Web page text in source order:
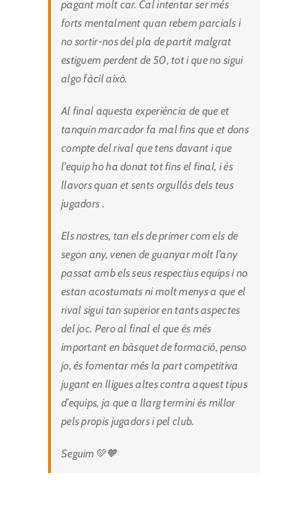
pagant molt car. Cal intentar ser més
forts mentalment quan rebem parcials i
no sortir-nos del pla de partit malgrat
estiguem perdent de 50, tot i que no sigui
algo fàcil això.
Al final aquesta experiència de que et
tanquin marcador fa mal fins que et dons
compte del rival que tens davant i que
l’equip ho ha donat tot fins el final, i és
llavors quan et sents orgullós dels teus
jugadors .
Els nostres, tan els de primer com els de
segon any, venen de guanyar molt l’any
passat amb els seus respectius equips i no
estan acostumats ni molt menys a que el
rival sigui tan superior en tants aspectes
del joc. Pero al final el que és més
important en bàsquet de formació, penso
jo, és fomentar més la part competitiva
jugant en lligues altes contra aquest tipus
d’equips, ja que a llarg termini és millor
pels propis jugadors i pel club.
Seguim💚🧡